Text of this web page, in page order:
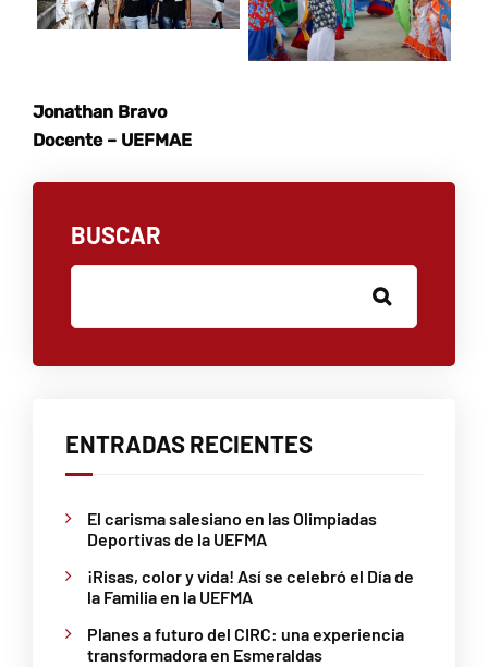
Jonathan Bravo
Docente – UEFMAE
BUSCAR
ENTRADAS RECIENTES
El carisma salesiano en las Olimpiadas
Deportivas de la UEFMA
¡Risas, color y vida! Así se celebró el Día de
la Familia en la UEFMA
Planes a futuro del CIRC: una experiencia
transformadora en Esmeraldas